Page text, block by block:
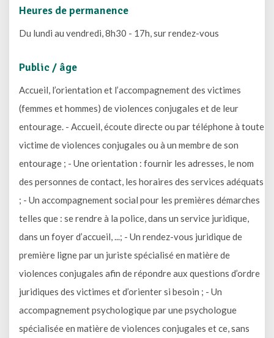
Heures de permanence
Du lundi au vendredi, 8h30 - 17h, sur rendez-vous
Public / âge
Accueil, l’orientation et l’accompagnement des victimes
(femmes et hommes) de violences conjugales et de leur
entourage. - Accueil, écoute directe ou par téléphone à toute
victime de violences conjugales ou à un membre de son
entourage ; - Une orientation : fournir les adresses, le nom
des personnes de contact, les horaires des services adéquats
; - Un accompagnement social pour les premières démarches
telles que : se rendre à la police, dans un service juridique,
dans un foyer d’accueil, ...; - Un rendez-vous juridique de
première ligne par un juriste spécialisé en matière de
violences conjugales afin de répondre aux questions d’ordre
juridiques des victimes et d’orienter si besoin ; - Un
accompagnement psychologique par une psychologue
spécialisée en matière de violences conjugales et ce, sans